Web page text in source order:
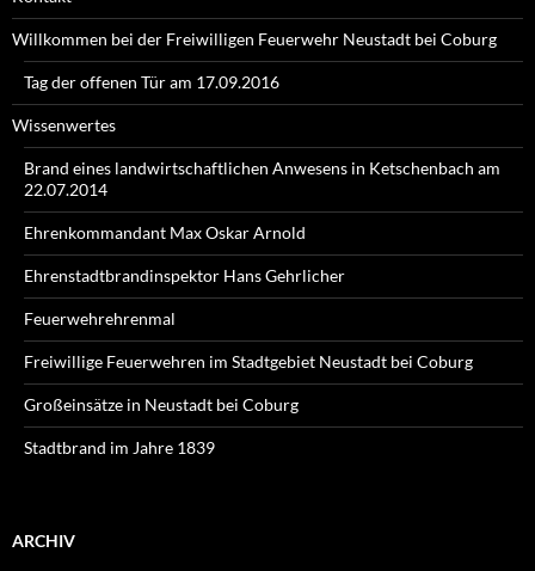
Willkommen bei der Freiwilligen Feuerwehr Neustadt bei Coburg
Tag der offenen Tür am 17.09.2016
Wissenwertes
Brand eines landwirtschaftlichen Anwesens in Ketschenbach am
22.07.2014
Ehrenkommandant Max Oskar Arnold
Ehrenstadtbrandinspektor Hans Gehrlicher
Feuerwehrehrenmal
Freiwillige Feuerwehren im Stadtgebiet Neustadt bei Coburg
Großeinsätze in Neustadt bei Coburg
Stadtbrand im Jahre 1839
ARCHIV